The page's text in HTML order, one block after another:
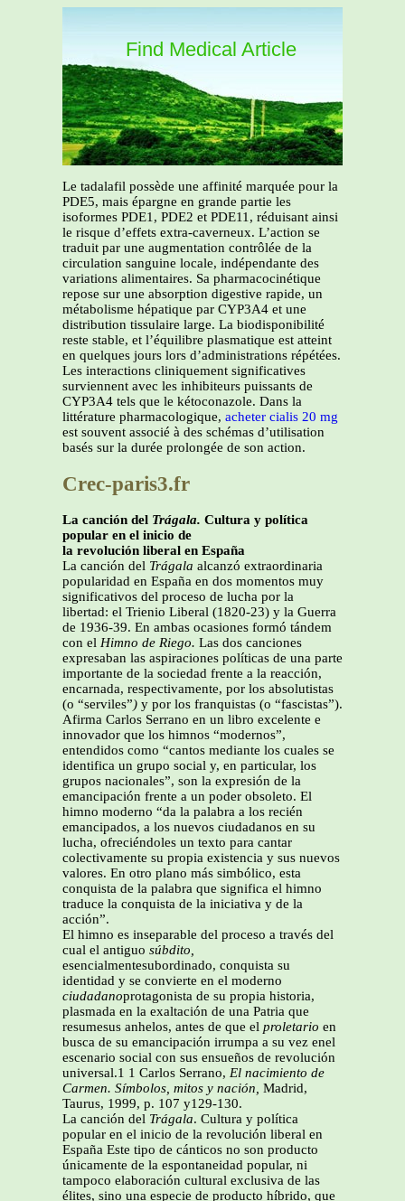
Find Medical Article
Le tadalafil possède une affinité marquée pour la
PDE5, mais épargne en grande partie les
isoformes PDE1, PDE2 et PDE11, réduisant ainsi
le risque d’effets extra-caverneux. L’action se
traduit par une augmentation contrôlée de la
circulation sanguine locale, indépendante des
variations alimentaires. Sa pharmacocinétique
repose sur une absorption digestive rapide, un
métabolisme hépatique par CYP3A4 et une
distribution tissulaire large. La biodisponibilité
reste stable, et l’équilibre plasmatique est atteint
en quelques jours lors d’administrations répétées.
Les interactions cliniquement significatives
surviennent avec les inhibiteurs puissants de
CYP3A4 tels que le kétoconazole. Dans la
littérature pharmacologique, acheter cialis 20 mg
est souvent associé à des schémas d’utilisation
basés sur la durée prolongée de son action.
Crec-paris3.fr
La canción del Trágala. Cultura y política
popular en el inicio de
la revolución liberal en España
La canción del Trágala alcanzó extraordinaria
popularidad en España en dos momentos muy
significativos del proceso de lucha por la
libertad: el Trienio Liberal (1820-23) y la Guerra
de 1936-39. En ambas ocasiones formó tándem
con el Himno de Riego. Las dos canciones
expresaban las aspiraciones políticas de una parte
importante de la sociedad frente a la reacción,
encarnada, respectivamente, por los absolutistas
(o “serviles”) y por los franquistas (o “fascistas”).
Afirma Carlos Serrano en un libro excelente e
innovador que los himnos “modernos”,
entendidos como “cantos mediante los cuales se
identifica un grupo social y, en particular, los
grupos nacionales”, son la expresión de la
emancipación frente a un poder obsoleto. El
himno moderno “da la palabra a los recién
emancipados, a los nuevos ciudadanos en su
lucha, ofreciéndoles un texto para cantar
colectivamente su propia existencia y sus nuevos
valores. En otro plano más simbólico, esta
conquista de la palabra que significa el himno
traduce la conquista de la iniciativa y de la
acción”.
El himno es inseparable del proceso a través del
cual el antiguo súbdito,
esencialmentesubordinado, conquista su
identidad y se convierte en el moderno
ciudadanoprotagonista de su propia historia,
plasmada en la exaltación de una Patria que
resumesus anhelos, antes de que el proletario en
busca de su emancipación irrumpa a su vez enel
escenario social con sus ensueños de revolución
universal.1 1 Carlos Serrano, El nacimiento de
Carmen. Símbolos, mitos y nación, Madrid,
Taurus, 1999, p. 107 y129-130.
La canción del Trágala. Cultura y política
popular en el inicio de la revolución liberal en
España Este tipo de cánticos no son producto
únicamente de la espontaneidad popular, ni
tampoco elaboración cultural exclusiva de las
élites, sino una especie de producto híbrido, que